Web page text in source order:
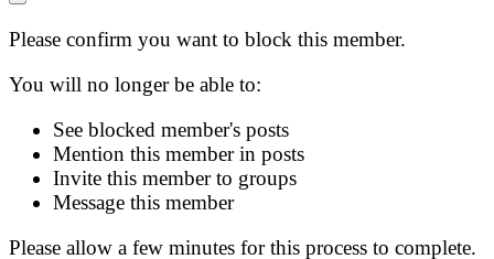
Please confirm you want to block this member.
You will no longer be able to:
See blocked member's posts
Mention this member in posts
Invite this member to groups
Message this member
Please allow a few minutes for this process to complete.